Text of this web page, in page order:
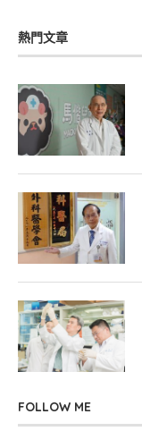
熱門文章
FOLLOW ME